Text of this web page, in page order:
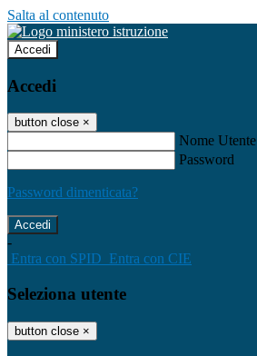
Salta al contenuto
Accedi
Accedi
button close ×
Nome Utente
Password
Password dimenticata?
-
Entra con SPID Entra con CIE
Seleziona utente
button close ×